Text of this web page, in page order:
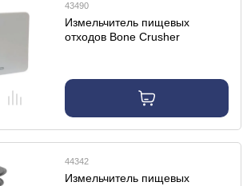
43490
Измельчитель пищевых
отходов Bone Crusher
44342
Измельчитель пищевых